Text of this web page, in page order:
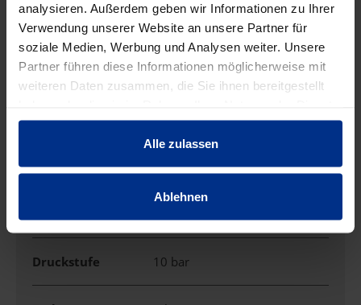
analysieren. Außerdem geben wir Informationen zu Ihrer
Verwendung unserer Website an unsere Partner für
soziale Medien, Werbung und Analysen weiter. Unsere
Partner führen diese Informationen möglicherweise mit
weiteren Daten zusammen, die Sie ihnen bereitgestellt
gesammelt haben.
Alle zulassen
Ablehnen
EIGENSCHAFTEN
Anschlussstück mit AG
Druckstufe 10 bar